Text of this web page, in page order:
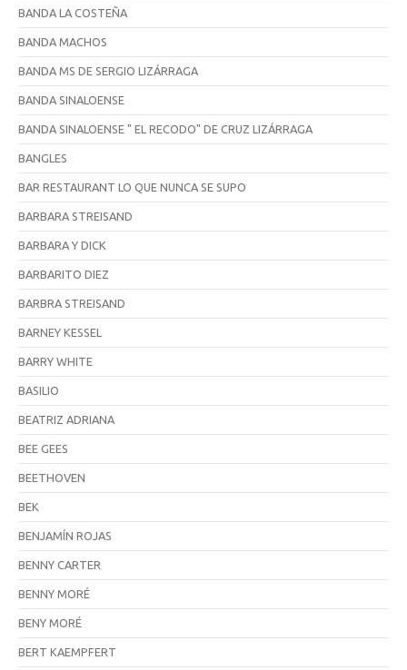
BANDA LA COSTEÑA
BANDA MACHOS
BANDA MS DE SERGIO LIZÁRRAGA
BANDA SINALOENSE
BANDA SINALOENSE " EL RECODO" DE CRUZ LIZÁRRAGA
BANGLES
BAR RESTAURANT LO QUE NUNCA SE SUPO
BARBARA STREISAND
BARBARA Y DICK
BARBARITO DIEZ
BARBRA STREISAND
BARNEY KESSEL
BARRY WHITE
BASILIO
BEATRIZ ADRIANA
BEE GEES
BEETHOVEN
BEK
BENJAMÍN ROJAS
BENNY CARTER
BENNY MORÉ
BENY MORÉ
BERT KAEMPFERT